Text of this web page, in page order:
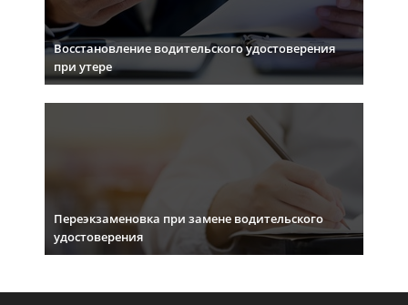
Восстановление водительского удостоверения
при утере
Переэкзаменовка при замене водительского
удостоверения